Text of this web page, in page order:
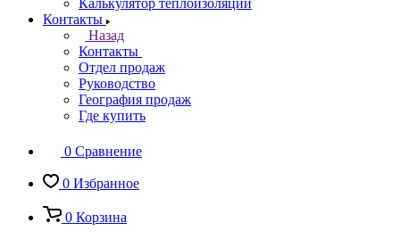
Калькулятор теплоизоляции
Контакты
Назад
Контакты
Отдел продаж
Руководство
География продаж
Где купить
0 Сравнение
0 Избранное
0 Корзина